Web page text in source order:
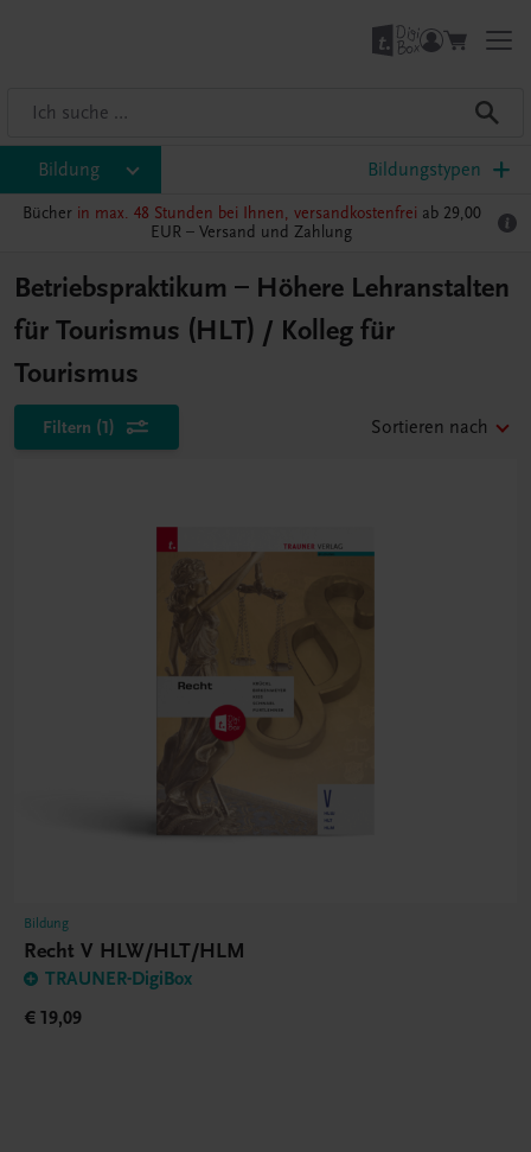
Bildung Bildungstypen
Bücher in max. 48 Stunden bei Ihnen, versandkostenfrei ab 29,00
EUR – Versand und Zahlung
Betriebspraktikum – Höhere Lehranstalten
für Tourismus (HLT) / Kolleg für
Tourismus
Filtern (1) Sortieren nach
Bildung
Recht V HLW/HLT/HLM
TRAUNER-DigiBox
€ 19,09